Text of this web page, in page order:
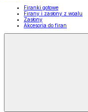
Firanki gotowe
Firany i zasłony z woalu
Zasłony
Akcesoria do firan